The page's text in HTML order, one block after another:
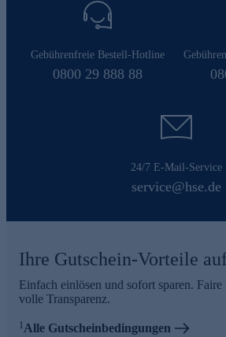
Gebührenfreie Bestell-Hotline
0800 29 888 88
24/7 E-Mail-Service
service@hse.de
Ihre Gutschein-Vorteile
Einfach einlösen und sofort sparen.
volle Transparenz.
1Alle Gutscheinbedingungen